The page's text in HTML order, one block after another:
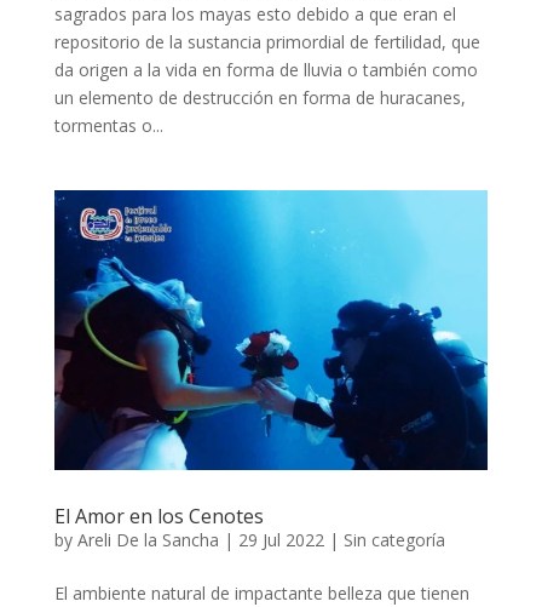
sagrados para los mayas esto debido a que eran el
repositorio de la sustancia primordial de fertilidad, que
da origen a la vida en forma de lluvia o también como
un elemento de destrucción en forma de huracanes,
tormentas o...
El Amor en los Cenotes
by Areli De la Sancha | 29 Jul 2022| Sin categoría
El ambiente natural de impactante belleza que tienen